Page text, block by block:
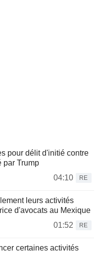
pour délit d'initié contre
par Trump
04:10
RE
leurs activités
d'avocats au Mexique
01:52
RE
certaines activités